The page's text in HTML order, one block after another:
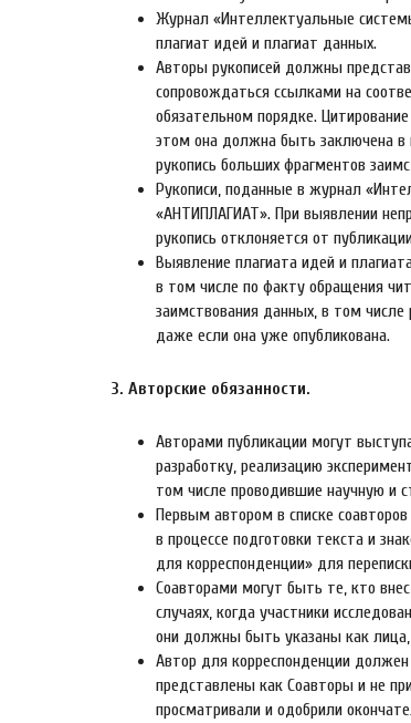
Журнал «Интеллектуальные
плагиат идей и плагиат данных.
Авторы рукописей должны
сопровождаться ссылками на
обязательном порядке.
этом она должна быть заключена в
рукопись больших фрагментов
Рукописи, поданные в журнал
«АНТИПЛАГИАТ». При выявлении
рукопись отклоняется от
Выявление плагиата идей и
в том числе по факту обращения
заимствования данных, в том
даже если она уже опубликована.
3. Авторские обязанности.
Авторами публикации могут
разработку, реализацию
том числе проводившие научную и
Первым автором в списке
в процессе подготовки текста и
для корреспонденции» для
Соавторами могут быть те, кто
случаях, когда участники
они должны быть указаны как
Автор для корреспонденции
представлены как Соавторы и не
просматривали и одобрили